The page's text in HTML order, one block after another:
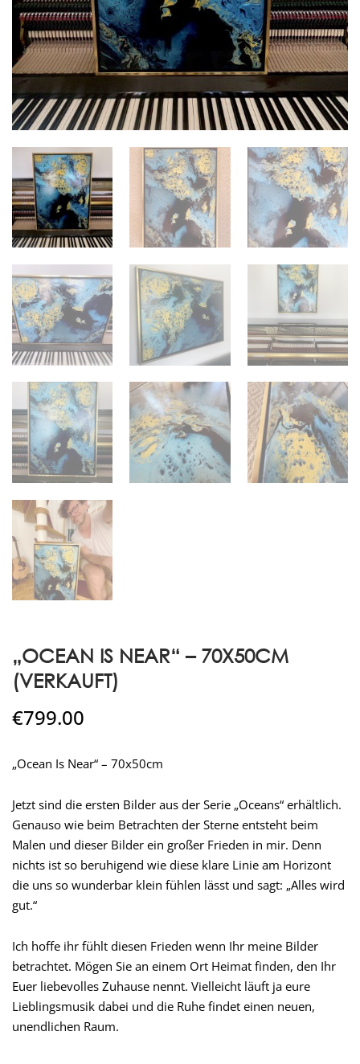
„OCEAN IS NEAR“ – 70X50CM
(VERKAUFT)
€799.00
„Ocean Is Near“ – 70x50cm
Jetzt sind die ersten Bilder aus der Serie „Oceans“ erhältlich.
Genauso wie beim Betrachten der Sterne entsteht beim
Malen und dieser Bilder ein großer Frieden in mir. Denn
nichts ist so beruhigend wie diese klare Linie am Horizont
die uns so wunderbar klein fühlen lässt und sagt: „Alles wird
gut.“
Ich hoffe ihr fühlt diesen Frieden wenn Ihr meine Bilder
betrachtet. Mögen Sie an einem Ort Heimat finden, den Ihr
Euer liebevolles Zuhause nennt. Vielleicht läuft ja eure
Lieblingsmusik dabei und die Ruhe findet einen neuen,
unendlichen Raum.